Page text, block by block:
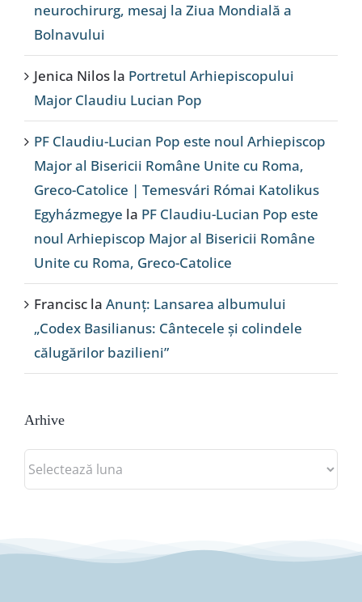
neurochirurg, mesaj la Ziua Mondială a
Bolnavului
Jenica Nilos la Portretul Arhiepiscopului
Major Claudiu Lucian Pop
PF Claudiu-Lucian Pop este noul Arhiepiscop
Major al Bisericii Române Unite cu Roma,
Greco-Catolice | Temesvári Római Katolikus
Egyházmegye la PF Claudiu-Lucian Pop este
noul Arhiepiscop Major al Bisericii Române
Unite cu Roma, Greco-Catolice
Francisc la Anunț: Lansarea albumului
„Codex Basilianus: Cântecele și colindele
călugărilor bazilieni”
Arhive
Arhive